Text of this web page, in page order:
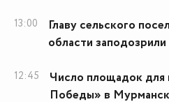
13:00
Главу сельского
области
12:45
Число площадок для
Победы» в